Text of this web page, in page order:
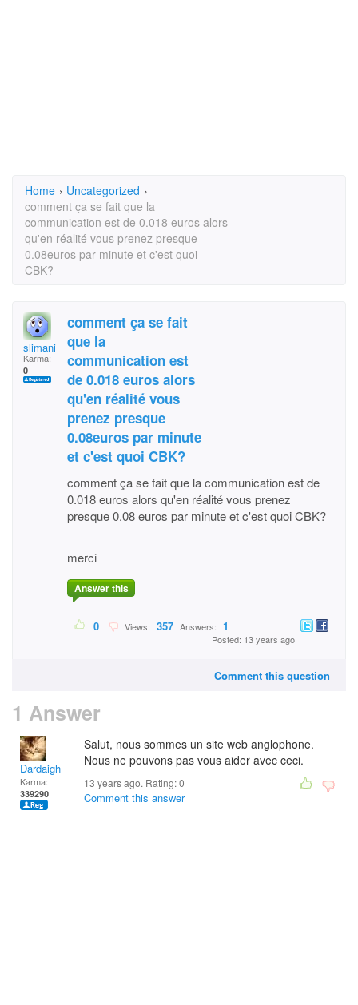
Home › Uncategorized ›
comment ça se fait que la
communication est de 0.018 euros alors
qu'en réalité vous prenez presque
0.08euros par minute et c'est quoi
CBK?
slimani
Karma:
0
comment ça se fait
que la
communication est
de 0.018 euros alors
qu'en réalité vous
prenez presque
0.08euros par minute
et c'est quoi CBK?
comment ça se fait que la communication est de
0.018 euros alors qu'en réalité vous prenez
presque 0.08 euros par minute et c'est quoi CBK?
merci
Answer this
0 Views: 357 Answers: 1
Posted: 13 years ago
Comment this question
1 Answer
Dardaigh
Karma:
339290
Salut, nous sommes un site web anglophone.
Nous ne pouvons pas vous aider avec ceci.
13 years ago. Rating:0
Comment this answer